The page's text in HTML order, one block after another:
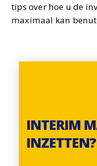
tips over hoe u de
maximaal kan
INTERIM
INZETTEN?